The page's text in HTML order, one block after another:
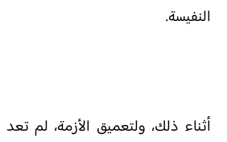
النفيسة.
أثناء ذلك، ولتعميق الأزمة، لم